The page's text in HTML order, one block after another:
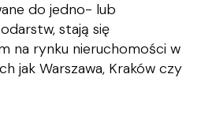
do jedno- lub
stają się
na rynku nieruchomości w
jak Warszawa, Kraków czy